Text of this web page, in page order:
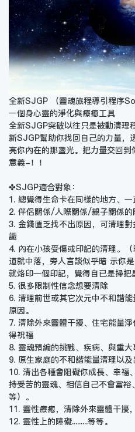
全新SJGP （靈魂旅程導引程序
一個身心靈的淨化與療癒工具
全新SJGP突破以往只是被動清理
新SJGP幫助你找回自己的力量，
亮你內在的那盞光。把力量交回
意義-！！
✤SJGP適合對象：
1. 總覺得生命卡在同樣的地方、
2. 伴侶關係/人際關係/親子關係的
3. 金錢匱乏找不出原因，可清理
識
4. 內在小孩受傷或印記的清理。
道就中落，旁人言談似乎暗 示你
就烙印一個印記，覺得自已是掃把
5. 很多限制性信念想要清除
6. 清理前世或其它次元中不和諧
原因。
7. 清除外來靈體干擾、住宅能量
得祝福
8. 靈魂預編的挑戰、疾病、與重大
9. 原生家庭的不和諧能量清理以
10. 清出各種會阻礙你成長、幸福
持受苦的靈魂、相信自己不會富
等）。
11. 靈性療癒，清除外來靈體干擾
12. 靈性上的障礙.........等等。